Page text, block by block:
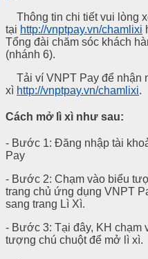
Thông tin chi tiết vui lòng
tại http://vnptpay.vn/chamlixi
Tổng đài chăm sóc khách
(nhánh 6).
Tải ví VNPT Pay để nhận
xì http://vnptpay.vn/chamlixi.
Cách mở lì xì như sau:
- Bước 1: Đăng nhập tài
Pay
- Bước 2: Chạm vào biểu
trang chủ ứng dụng VNPT
sang trang Lì Xì.
- Bước 3: Tại đây, KH chạm
tượng chú chuột để mở lì xì.